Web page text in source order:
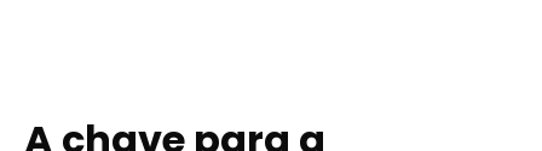
A chave para a